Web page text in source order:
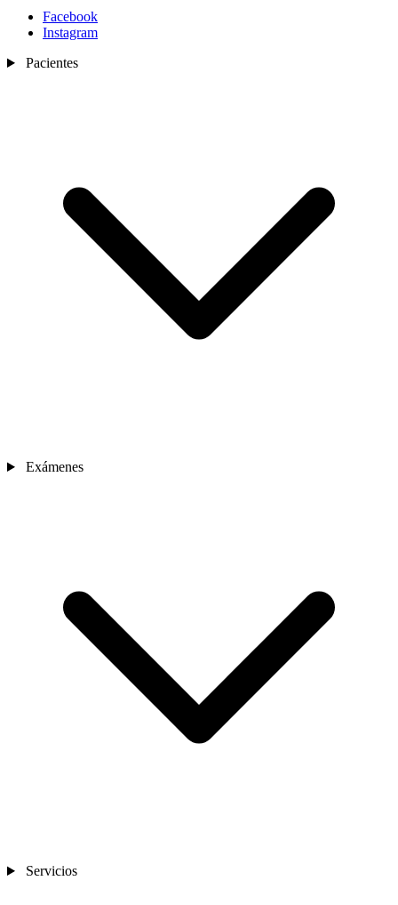
Nosotros
Sedes
Contacto
Facebook
Instagram
Pacientes
Exámenes
Servicios